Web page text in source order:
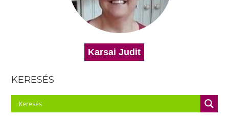
Karsai Judit
KERESÉS